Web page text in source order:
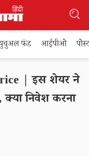
फंड आईपीओ
| इस शेयर ने
क्या निवेश करना